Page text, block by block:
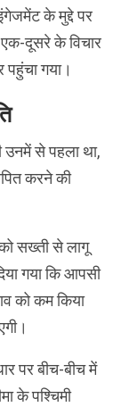
के मुद्दे पर
दूसरे के विचार
पहुंचा गया।
उनमें से पहला था,
करने की
सख्ती से लागू
गया कि आपसी
को कम किया
पर बीच-बीच में
के पश्चिमी